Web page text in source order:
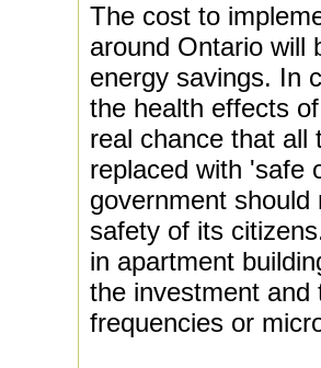
The cost to
around Ontario will
energy savings. In
the health effects
real chance that all
replaced with 'safe
government
safety of its
in apartment
the investment and
frequencies or